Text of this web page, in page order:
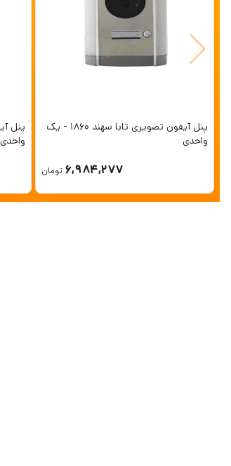
پنل آیفون تصویری تابا سهند 1860 - یک
واحدی
6,984,277 تومان
واحدی